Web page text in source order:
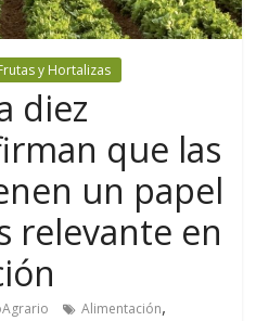
y Hortalizas
diez
que las
un papel
relevante en
Alimentación,